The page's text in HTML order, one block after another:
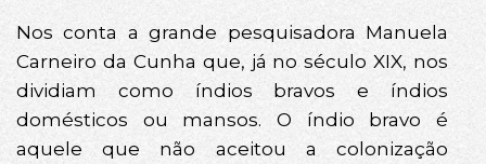
Nos conta a grande pesquisadora Manuela
Carneiro da Cunha que, já no século XIX, nos
dividiam como índios bravos e índios
domésticos ou mansos. O índio bravo é
aquele que não aceitou a colonização